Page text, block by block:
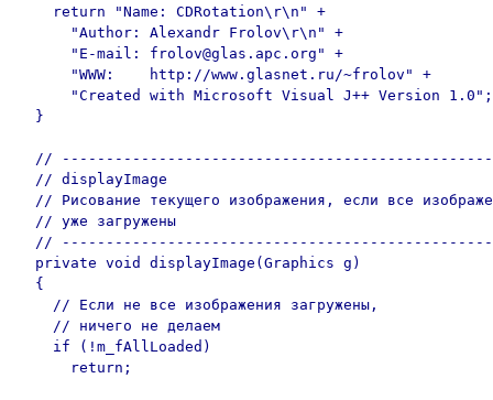
    return "Name: CDRotation\r\n" +
      "Author: Alexandr Frolov\r\n" +
      "E-mail: frolov@glas.apc.org" +
      "WWW:    http://www.glasnet.ru/~frolov" +
      "Created with Microsoft Visual J++ Version 1.0";
  }
//
  // displayImage
// Рисование текущего изображения, если все
  // уже загружены
//
  private void displayImage(Graphics g)
  {
    // Если не все изображения загружены,
    // ничего не делаем
    if (!m_fAllLoaded)
      return;